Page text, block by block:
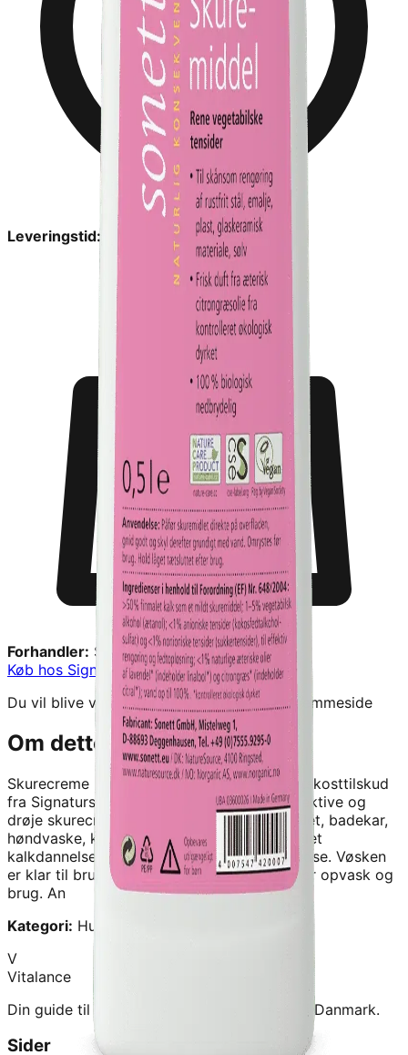
Leveringstid:
Forhandler: Signaturshop
Køb hos Signaturshop→
Du vil blive videresendt til forhandlerens hjemmeside
Om dette produkt
Skurecreme - 500ML - Sonetter et kvalitetskosttilskud
fra Signaturshop
Sonett&#x27;s meget effektive og
drøje skurecreme med pimpsten til bl.a. toilet, badekar,
høndvaske, komfur, fastbrøndte gryder og let
kalkdannelse. Rengører naturligt, uden at ridse. Vøsken
er klar til brug og fortyndes med vand under opvask og
brug. An
Kategori: Hus & Have
V
Vitalance
Din guide til at finde de bedste kosttilskud i Danmark.
Sider